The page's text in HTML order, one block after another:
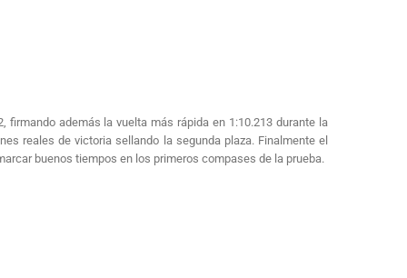
además la vuelta más rápida en 1:10.213 durante la
reales de victoria sellando la segunda plaza. Finalmente el
buenos tiempos en los primeros compases de la prueba.